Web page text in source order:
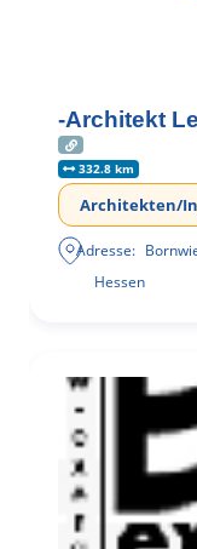
-Architekt
332.8 km
Architekten/
Adresse:
Hessen